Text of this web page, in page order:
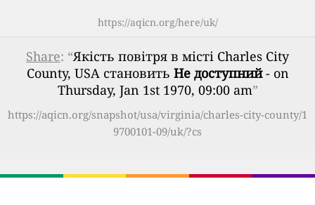
https://aqicn.org/here/uk/
Share: “Якість повітря в місті Charles City
County, USA становить Не доступний- on
Thursday, Jan 1st 1970, 09:00 am”
https://aqicn.org/snapshot/usa/virginia/charles-city-county/1
9700101-09/uk/?cs